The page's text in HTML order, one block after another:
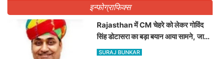
इन्फोग्राफिक्स
Rajasthan में CM चेहरे को लेकर गोविंद
सिंह डोटासरा का बड़ा बयान आया सामने, जानें
विचार
SURAJ BUNKAR